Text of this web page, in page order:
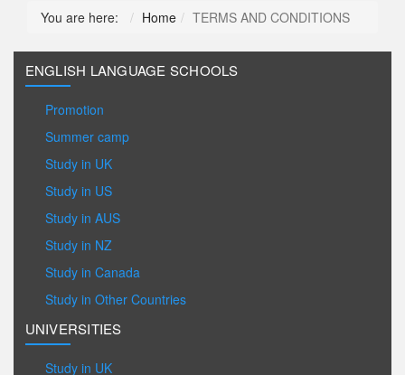
You are here: Home TERMS AND CONDITIONS
ENGLISH LANGUAGE SCHOOLS
Promotion
Summer camp
Study in UK
Study in US
Study in AUS
Study in NZ
Study in Canada
Study in Other Countries
UNIVERSITIES
Study in UK